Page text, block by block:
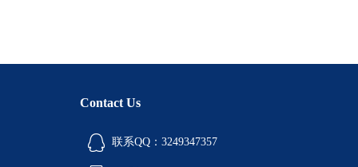
Contact Us
联系QQ：3249347357